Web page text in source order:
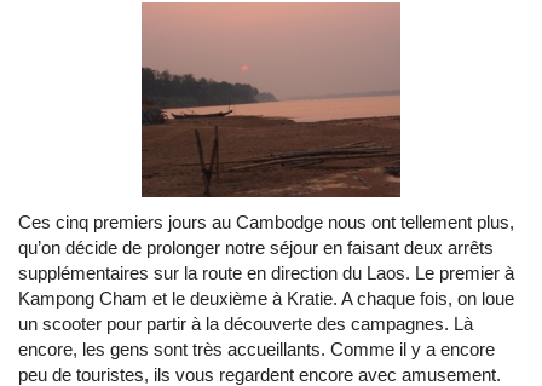
Ces cinq premiers jours au Cambodge nous ont tellement plus,
qu’on décide de prolonger notre séjour en faisant deux arrêts
supplémentaires sur la route en direction du Laos. Le premier à
Kampong Cham et le deuxième à Kratie. A chaque fois, on loue
un scooter pour partir à la découverte des campagnes. Là
encore, les gens sont très accueillants. Comme il y a encore
peu de touristes, ils vous regardent encore avec amusement.